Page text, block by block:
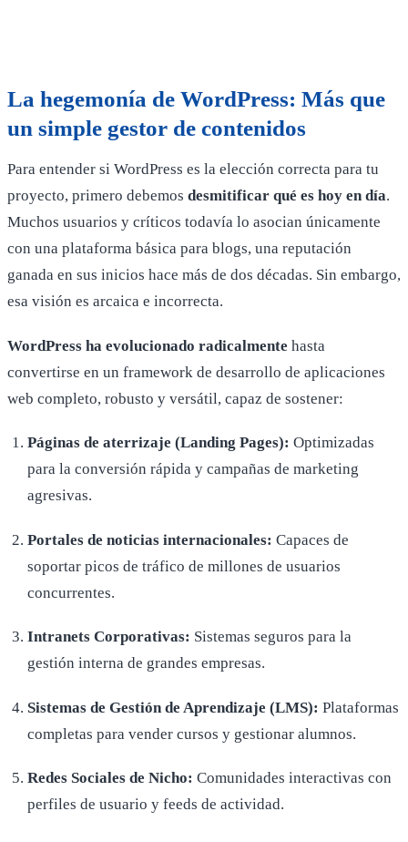
La hegemonía de WordPress: Más que
un simple gestor de contenidos
Para entender si WordPress es la elección correcta para tu
proyecto, primero debemos desmitificar qué es hoy en día.
Muchos usuarios y críticos todavía lo asocian únicamente
con una plataforma básica para blogs, una reputación
ganada en sus inicios hace más de dos décadas. Sin embargo,
esa visión es arcaica e incorrecta.
WordPress ha evolucionado radicalmente hasta
convertirse en un framework de desarrollo de aplicaciones
web completo, robusto y versátil, capaz de sostener:
Páginas de aterrizaje (Landing Pages): Optimizadas
para la conversión rápida y campañas de marketing
agresivas.
Portales de noticias internacionales: Capaces de
soportar picos de tráfico de millones de usuarios
concurrentes.
Intranets Corporativas: Sistemas seguros para la
gestión interna de grandes empresas.
Sistemas de Gestión de Aprendizaje (LMS): Plataformas
completas para vender cursos y gestionar alumnos.
Redes Sociales de Nicho: Comunidades interactivas con
perfiles de usuario y feeds de actividad.